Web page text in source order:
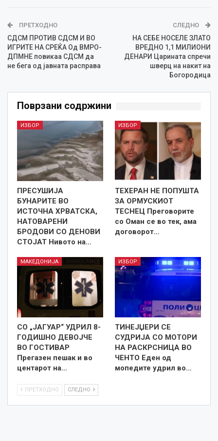
ПРЕТХОДНО
СДСМ ПРОТИВ СДСМ И ВО
ИГРИТЕ НА СРЕЌА Од ВМРО-
ДПМНЕ повикаа СДСМ да
не бега од јавната расправа
СЛЕДНО
НА СЕБЕ НОСЕЛЕ ЗЛАТО
ВРЕДНО 1,1 МИЛИОНИ
ДЕНАРИ Царината спречи
шверц на накит на
Богородица
Поврзани содржини
ИЗБОР
ПРЕСУШИЈА
БУНАРИТЕ ВО
ИСТОЧНА ХРВАТСКА,
НАТОВАРЕНИ
БРОДОВИ СО ДЕНОВИ
СТОЈАТ Нивото на…
ИЗБОР
ТЕХЕРАН НЕ ПОПУШТА
ЗА ОРМУСКИОТ
ТЕСНЕЦ Преговорите
со Оман се во тек, ама
договорот…
МАКЕДОНИЈА
СО „ЈАГУАР“ УДРИЛ 8-
ГОДИШНО ДЕВОЈЧЕ
ВО ГОСТИВАР
Прегазен пешак и во
центарот на…
ИЗБОР
ТИНЕЈЏЕРИ СЕ
СУДРИЈА СО МОТОРИ
НА РАСКРСНИЦА ВО
ЧЕНТО Еден од
мопедите удрил во…
ПРЕТХОДНО СЛЕДНО